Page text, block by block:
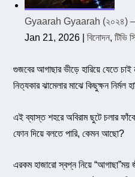
Gyaarah Gyaarah (২০২৪) –
Jan 21, 2026| বিনোদন, টিভি
গুজবের আগাছার ভীড়ে হারিয়ে যেতে
নিত্যকার ঝামেলার মাঝে কিছুক্ষন নির্মল
এই ব্যাস্ত শহরে অবিরাম ছুটে চলার
ফোন দিয়ে বলতে পারি, কেমন আছো?
এরকম হাজারো স্বপ্ন নিয়ে “আগাছা”ময়